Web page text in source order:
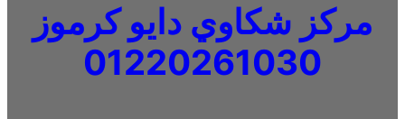
مركز شكاوي دايو كرموز
01220261030